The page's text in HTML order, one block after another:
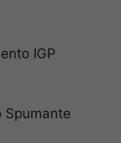
IGP
Spumante